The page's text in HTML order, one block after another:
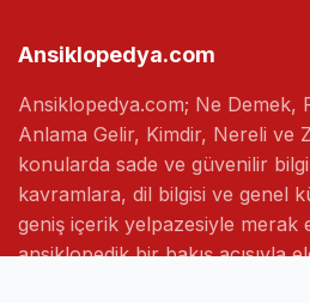
Ansiklopedya.com
Ansiklopedya.com; Ne Demek,
Anlama Gelir, Kimdir, Nereli ve
konularda sade ve güvenilir
kavramlara, dil bilgisi ve genel
geniş içerik yelpazesiyle merak
ansiklopedik bir bakış açısıyla